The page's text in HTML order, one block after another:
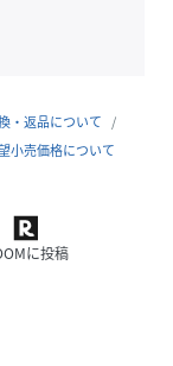
マ』を大切にす
界中で愛されて
なアイテム
・返品について
小売価格について
に投稿